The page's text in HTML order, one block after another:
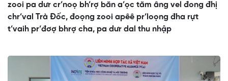
zooi pa dưr cr’noọ bh’rợ băn a’ọc tăm âng vel đong đhị
chr’val Trà Đốc, đoọng zooi apêê pr’loọng đha rựt
t’vaih pr’đơợ bhrợ cha, pa dưr dal thu nhập